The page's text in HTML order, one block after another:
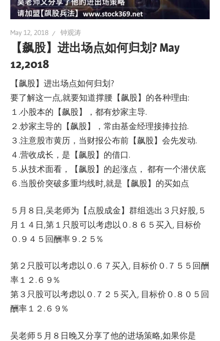
May 12, 2018 钟观涛
【飙股】进出场点如何归划? May
12,2018
【飙股】进出场点如何归划?
要了解这一点,就要知道撑腰【飙股】的各种理由:
１.小股本的【飙股】，都有炒家主导.
２.炒家主导的【飙股】，常由基金经理接捧拉抬.
３.注意股市黄历，当财报公布前【飙股】会先发动.
４.营收成长，是【飙股】的借口.
５.从技术面看，【飙股】的起涨点， 都有一个潜伏底
６.当股价突破多重均线时,就是【飙股】的买如点
５月８日,吴老师为【点股成金】群组选出３只好股,５
月１４日,第１只股可以考虑以０.８６５买入, 目标价
０.９４５回酬率９.２５%
第２只股可以考虑以０.６７买入, 目标价０.７５５回酬
率１２.６９%
第３只股可以考虑以０.７２５买入, 目标价０.８０５回
酬率１２.６９%
吴老师５月８日晚又分享了他的进场策略,如果你是